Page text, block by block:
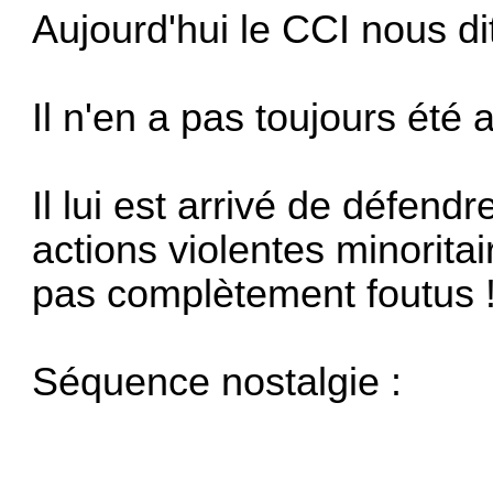
Aujourd'hui le CCI nous
Il n'en a pas toujours été
Il lui est arrivé de
actions violentes
pas complètement foutus
Séquence nostalgie :